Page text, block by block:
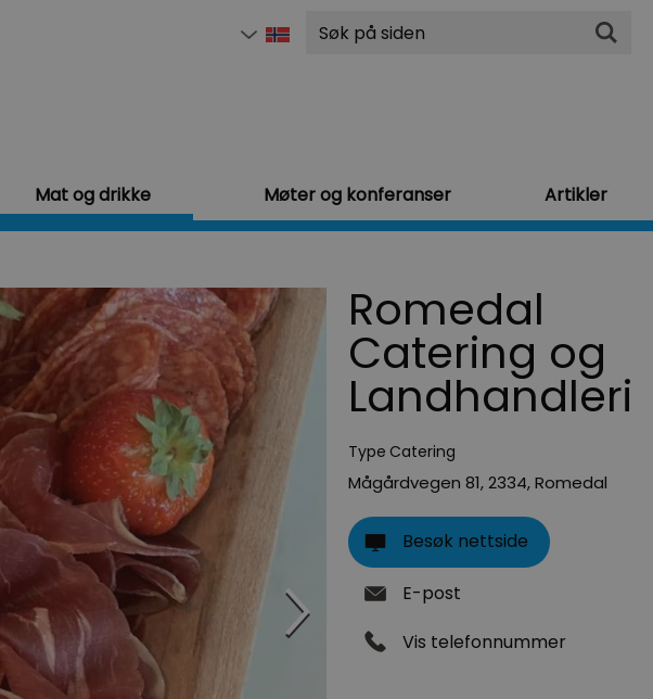
Søk
Mat og drikke Møter og konferanser Artikler
Romedal
Catering og
Landhandleri
Type Catering
Mågårdvegen 81,2334,Romedal
Besøk nettside
E-post
Vis telefonnummer